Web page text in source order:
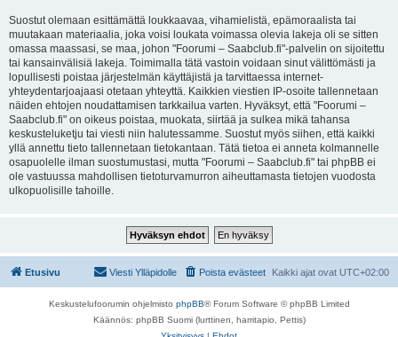
Suostut olemaan esittämättä loukkaavaa, vihamielistä, epämoraalista tai
muutakaan materiaalia, joka voisi loukata voimassa olevia lakeja oli se sitten
omassa maassasi, se maa, johon "Foorumi – Saabclub.fi"-palvelin on sijoitettu
tai kansainvälisiä lakeja. Toimimalla tätä vastoin voidaan sinut välittömästi ja
lopullisesti poistaa järjestelmän käyttäjistä ja tarvittaessa internet-
yhteydentarjoajaasi otetaan yhteyttä. Kaikkien viestien IP-osoite tallennetaan
näiden ehtojen noudattamisen tarkkailua varten. Hyväksyt, että "Foorumi –
Saabclub.fi" on oikeus poistaa, muokata, siirtää ja sulkea mikä tahansa
keskusteluketju tai viesti niin halutessamme. Suostut myös siihen, että kaikki
yllä annettu tieto tallennetaan tietokantaan. Tätä tietoa ei anneta kolmannelle
osapuolelle ilman suostumustasi, mutta "Foorumi – Saabclub.fi" tai phpBB ei
ole vastuussa mahdollisen tietoturvamurron aiheuttamasta tietojen vuodosta
ulkopuolisille tahoille.
Etusivu Kaikki ajat ovat UTC+02:00
Poista evästeet
Viesti Ylläpidolle
Keskustelufoorumin ohjelmisto phpBB® Forum Software © phpBB Limited
Käännös: phpBB Suomi (lurttinen, harritapio, Pettis)